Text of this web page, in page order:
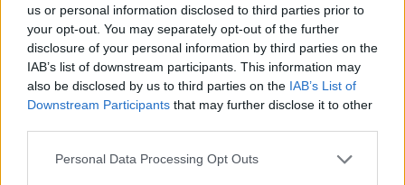
us or personal information disclosed to third parties prior to
your opt-out. You may separately opt-out of the further
disclosure of your personal information by third parties on the
IAB’s list of downstream participants. This information may
also be disclosed by us to third parties on the IAB’s List of
Downstream Participants that may further disclose it to other
Personal Data Processing Opt Outs